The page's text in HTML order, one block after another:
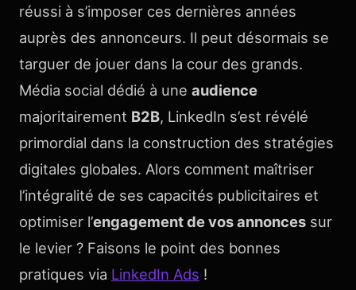
réussi à s’imposer ces dernières années
auprès des annonceurs. Il peut désormais se
targuer de jouer dans la cour des grands.
Média social dédié à une audience
majoritairement B2B, LinkedIn s’est révélé
primordial dans la construction des stratégies
digitales globales. Alors comment maîtriser
l’intégralité de ses capacités publicitaires et
optimiser l’engagement de vos annonces sur
le levier ? Faisons le point des bonnes
pratiques via LinkedIn Ads !